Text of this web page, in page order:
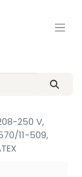
250 V,
11-509,